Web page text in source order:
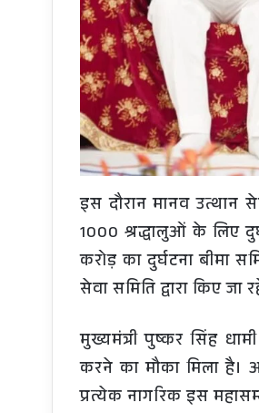
इस दौरान मानव उत्थान
1000 श्रद्धालुओं के लिए
करोड़ का दुर्घटना बीमा
सेवा समिति द्वारा किए
मुख्यमंत्री पुष्कर सिंह
करने का मौका मिला है।
प्रत्येक नागरिक इस